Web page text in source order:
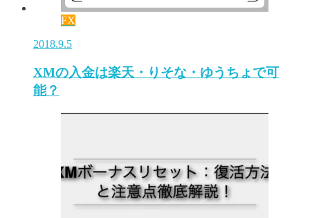
FX
2018.9.5
XMの入金は楽天・りそな・ゆうちょで可
能？